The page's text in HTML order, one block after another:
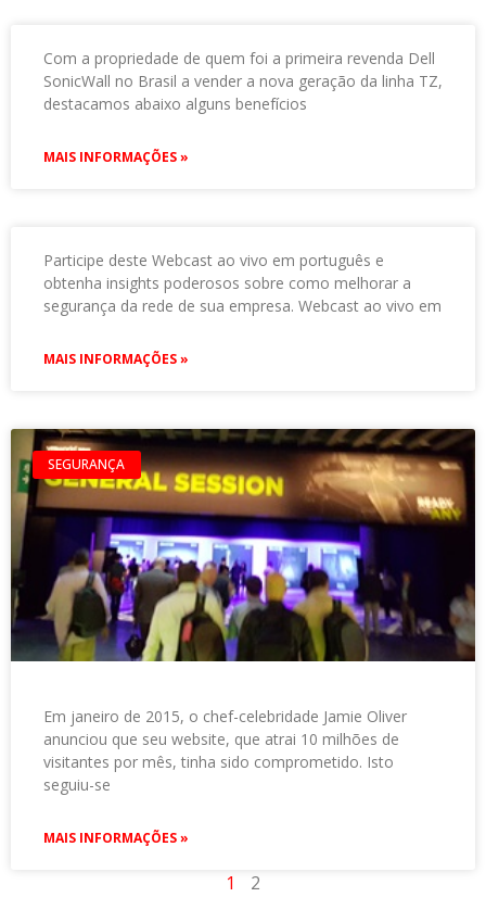
Com a propriedade de quem foi a primeira revenda Dell
SonicWall no Brasil a vender a nova geração da linha TZ,
destacamos abaixo alguns benefícios
MAIS INFORMAÇÕES »
Participe deste Webcast ao vivo em português e
obtenha insights poderosos sobre como melhorar a
segurança da rede de sua empresa. Webcast ao vivo em
MAIS INFORMAÇÕES »
SEGURANÇA
Em janeiro de 2015, o chef-celebridade Jamie Oliver
anunciou que seu website, que atrai 10 milhões de
visitantes por mês, tinha sido comprometido. Isto
seguiu-se
MAIS INFORMAÇÕES »
1 2